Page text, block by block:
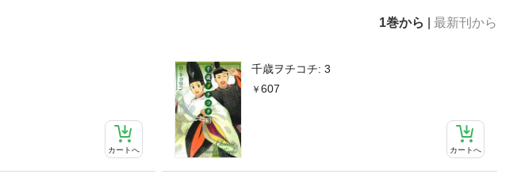
1巻から 最新刊から
カートへ
千歳ヲチコチ: 3
607
カートへ